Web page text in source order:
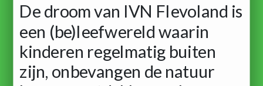
De droom van IVN Flevoland is
een (be)leefwereld waarin
kinderen regelmatig buiten
zijn, onbevangen de natuur